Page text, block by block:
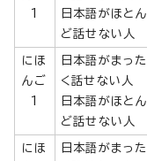
1
日本語がほとん
ど話せない人
にほ
んご
1
日本語がまった
く話せない人
日本語がほとん
ど話せない人
にほ
日本語がまった